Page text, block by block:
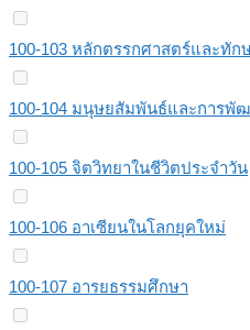
100-103 หลักตรรกศาสตร์และทัก
100-104 มนุษยสัมพันธ์และการพั
100-105 จิตวิทยาในชีวิตประจำวัน
100-106 อาเซียนในโลกยุคใหม่
100-107 อารยธรรมศึกษา